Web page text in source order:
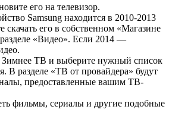
его на телевизор.
Samsung находится в 2010-2013
скачать его в собственном «Магазине
«Видео». Если 2014 —
Зимнее ТВ и выберите нужный список
В разделе «ТВ от провайдера» будут
предоставленные вашим ТВ-
фильмы, сериалы и другие подобные